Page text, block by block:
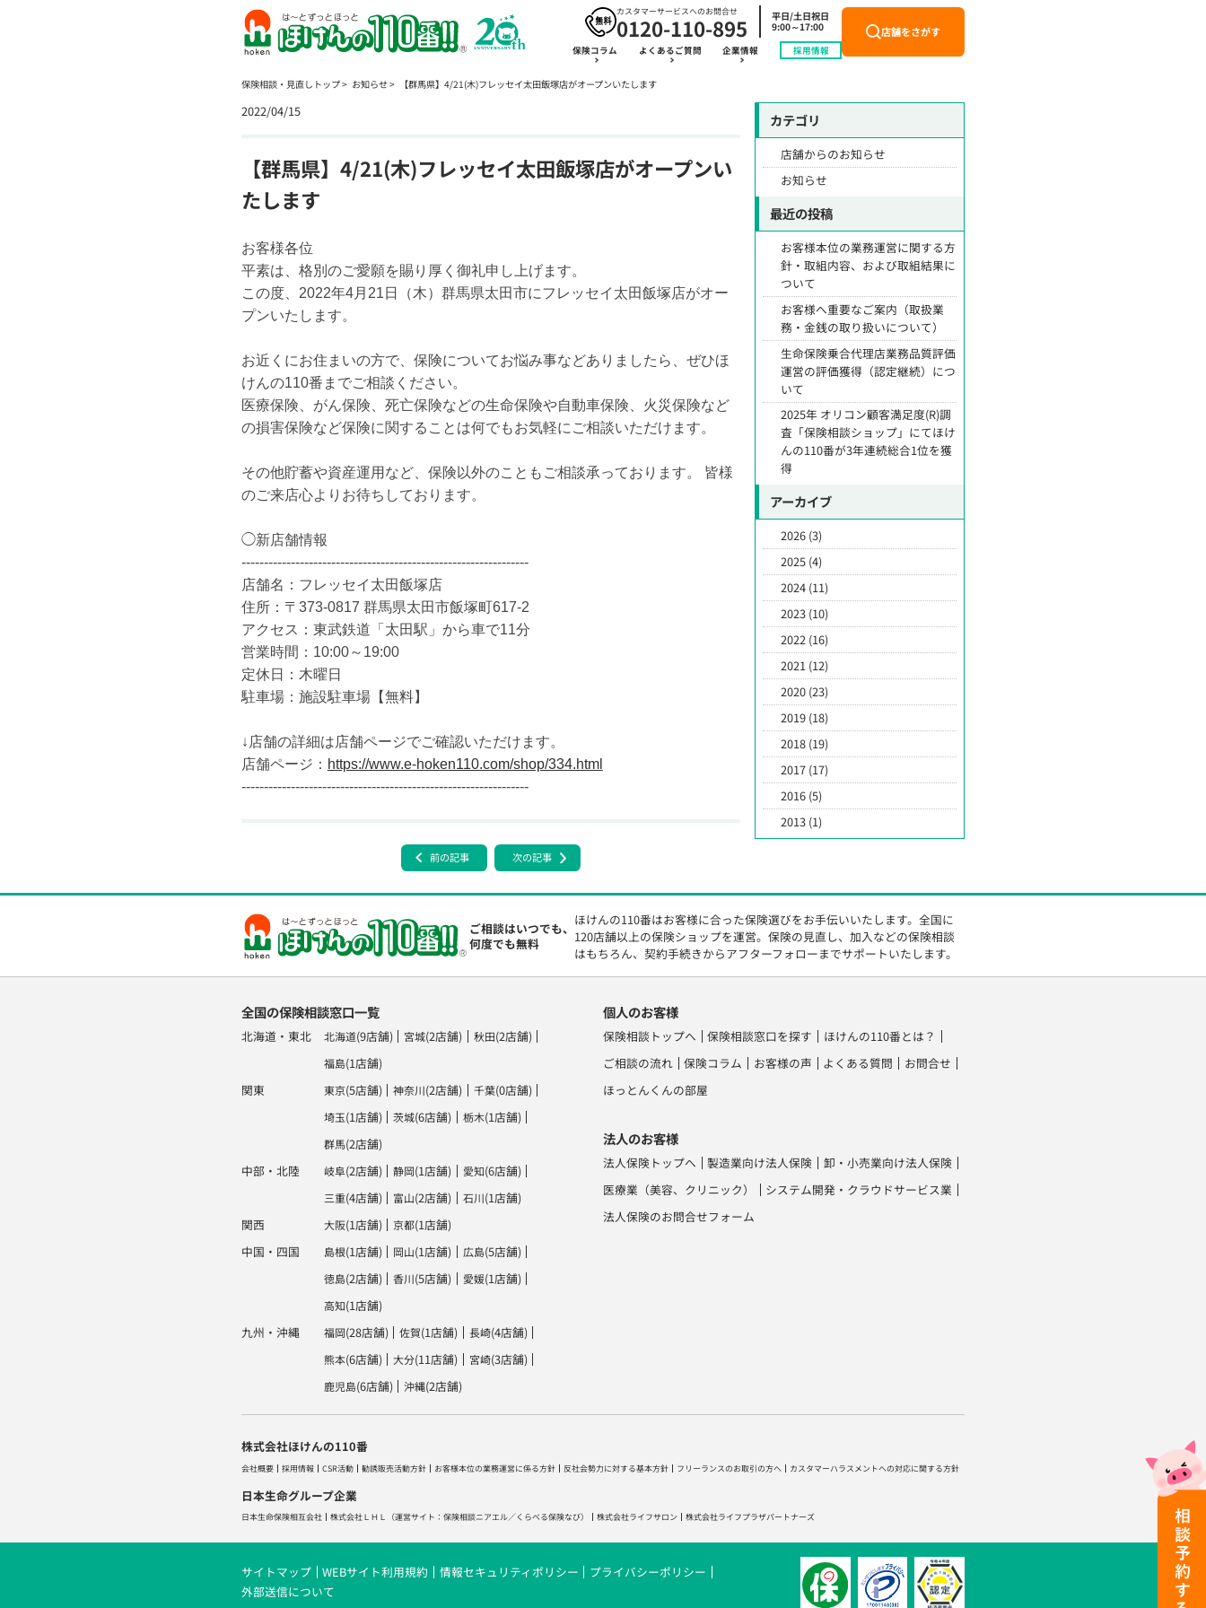
カスタマーサービスへのお問合せ
0120-110-895
平日/土日祝日
9:00～17:00
保険コラム よくあるご質問 企業情報 採用情報
店舗をさがす
保険相談・見直しトップ お知らせ 【群馬県】4/21(木)フレッセイ太田飯塚店がオープンいたします
2022/04/15
【群馬県】4/21(木)フレッセイ太田飯塚店がオープンい
たします
お客様各位
平素は、格別のご愛願を賜り厚く御礼申し上げます。
この度、2022年4月21日（木）群馬県太田市にフレッセイ太田飯塚店がオー
プンいたします。
お近くにお住まいの方で、保険についてお悩み事などありましたら、ぜひほ
けんの110番までご相談ください。
医療保険、がん保険、死亡保険などの生命保険や自動車保険、火災保険など
の損害保険など保険に関することは何でもお気軽にご相談いただけます。
その他貯蓄や資産運用など、保険以外のこともご相談承っております。 皆様
のご来店心よりお待ちしております。
◯新店舗情報
----------------------------------------------------------------
店舗名：フレッセイ太田飯塚店
住所： 〒373-0817 群馬県太田市飯塚町617-2
アクセス：東武鉄道「太田駅」から車で11分
営業時間：10:00～19:00
定休日：木曜日
駐車場：施設駐車場【無料】
↓店舗の詳細は店舗ページでご確認いただけます。
店舗ページ： https://www.e-hoken110.com/shop/334.html
----------------------------------------------------------------
前の記事 次の記事
カテゴリ
店舗からのお知らせ
お知らせ
最近の投稿
お客様本位の業務運営に関する方
針・取組内容、および取組結果に
ついて
お客様へ重要なご案内（取扱業
務・金銭の取り扱いについて）
生命保険乗合代理店業務品質評価
運営の評価獲得（認定継続）につ
いて
2025年 オリコン顧客満足度(R)調
査「保険相談ショップ」にてほけ
んの110番が3年連続総合1位を獲
得
アーカイブ
2026 (3)
2025 (4)
2024 (11)
2023 (10)
2022 (16)
2021 (12)
2020 (23)
2019 (18)
2018 (19)
2017 (17)
2016 (5)
2013 (1)
ご相談はいつでも、
何度でも無料
ほけんの110番はお客様に合った保険選びをお手伝いいたします。全国に
120店舗以上の保険ショップを運営。保険の見直し、加入などの保険相談
はもちろん、契約手続きからアフターフォローまでサポートいたします。
全国の保険相談窓口一覧
北海道・東北 北海道(9店舗) 宮城(2店舗) 秋田(2店舗)
福島(1店舗)
関東
東京(5店舗) 神奈川(2店舗) 千葉(0店舗)
埼玉(1店舗) 茨城(6店舗) 栃木(1店舗)
群馬(2店舗)
中部・北陸
岐阜(2店舗) 静岡(1店舗) 愛知(6店舗)
三重(4店舗) 富山(2店舗) 石川(1店舗)
関西
大阪(1店舗) 京都(1店舗)
中国・四国
島根(1店舗) 岡山(1店舗) 広島(5店舗)
徳島(2店舗) 香川(5店舗) 愛媛(1店舗)
高知(1店舗)
九州・沖縄
福岡(28店舗) 佐賀(1店舗) 長崎(4店舗)
熊本(6店舗) 大分(11店舗) 宮崎(3店舗)
鹿児島(6店舗) 沖縄(2店舗)
個人のお客様
保険相談トップへ 保険相談窓口を探す
ほけんの110番とは？
ご相談の流れ
保険コラム お客様の声 よくある質問
お問合せ
ほっとんくんの部屋
法人のお客様
法人保険トップへ 製造業向け法人保険
卸・小売業向け法人保険
医療業（美容、クリニック）
システム開発・クラウドサービス業
法人保険のお問合せフォーム
株式会社ほけんの110番
会社概要 採用情報 CSR活動 勧誘販売活動方針 お客様本位の業務運営に係る方針 反社会勢力に対する基本方針 フリーランスのお取引の方へ カスタマーハラスメントへの対応に関する方針
日本生命グループ企業
日本生命保険相互会社 株式会社ＬＨＬ （運営サイト： 保険相談ニアエル／くらべる保険なび） 株式会社ライフサロン 株式会社ライフプラザパートナーズ
サイトマップ WEBサイト利用規約 情報セキュリティポリシー
プライバシーポリシー
外部送信について